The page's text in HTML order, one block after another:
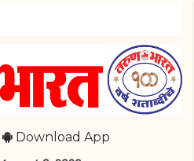
Download App